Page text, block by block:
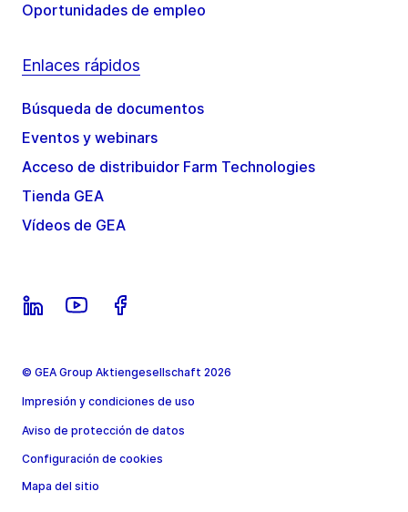
Oportunidades de empleo
Enlaces rápidos
Búsqueda de documentos
Eventos y webinars
Acceso de distribuidor Farm Technologies
Tienda GEA
Vídeos de GEA
© GEA Group Aktiengesellschaft 2026
Impresión y condiciones de uso
Aviso de protección de datos
Configuración de cookies
Mapa del sitio